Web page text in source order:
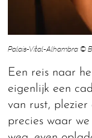
Palais-Vital-Alhambra ©
Een reis naar
eigenlijk een
van rust,
precies waar